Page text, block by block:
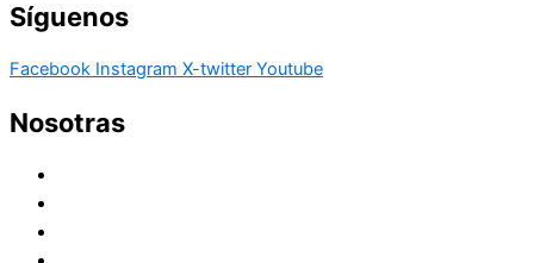
Síguenos
Facebook Instagram X-twitter Youtube
Nosotras